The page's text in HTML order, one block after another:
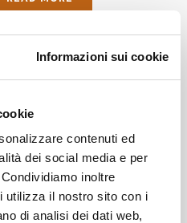
Informazioni sui cookie
contenuti ed
dei social media e per
inoltre
utilizza il nostro sito con i
di analisi dei dati web,
Vedere - Botswana e Zimbabwe
KALAHARI